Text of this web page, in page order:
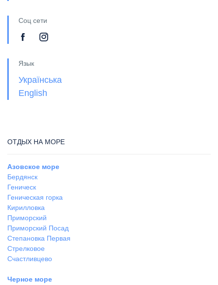
Соц сети
Язык
Українська
English
ОТДЫХ НА МОРЕ
Азовское море
Бердянск
Геническ
Геническая горка
Кирилловка
Приморский
Приморский Посад
Степановка Первая
Стрелковое
Счастливцево
Черное море